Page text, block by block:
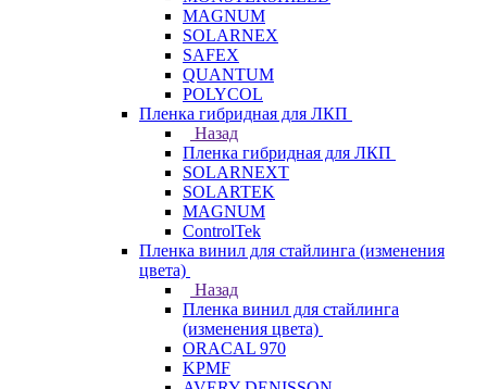
MAGNUM
SOLARNEX
SAFEX
QUANTUM
POLYCOL
Пленка гибридная для ЛКП
Назад
Пленка гибридная для ЛКП
SOLARNEXT
SOLARTEK
MAGNUM
ControlTek
Пленка винил для стайлинга (изменения
цвета)
Назад
Пленка винил для стайлинга
(изменения цвета)
ORACAL 970
KPMF